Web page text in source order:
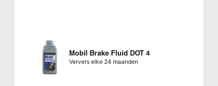
Mobil Brake Fluid DOT 4
Ververs elke 24 maanden